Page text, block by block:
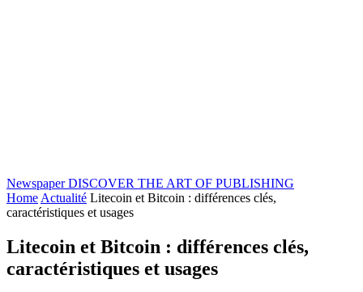
Newspaper DISCOVER THE ART OF PUBLISHING
Home Actualité Litecoin et Bitcoin : différences clés,
caractéristiques et usages
Litecoin et Bitcoin : différences clés,
caractéristiques et usages